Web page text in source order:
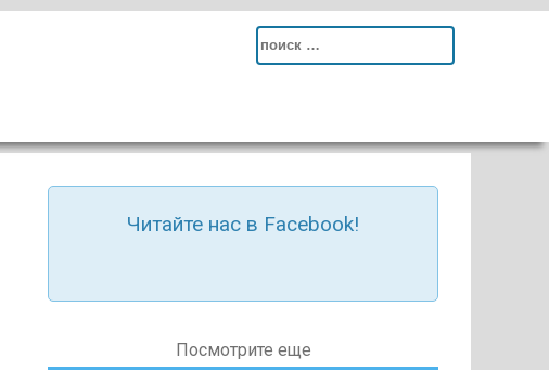
Search
Читайте нас в Facebook!
Посмотрите еще